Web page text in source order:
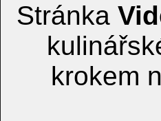
Stránka
krokem